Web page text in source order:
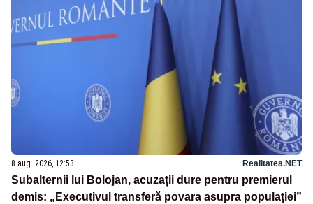
8 aug. 2026, 12:53 Realitatea.NET
Subalternii lui Bolojan, acuzații dure pentru premierul
demis: „Executivul transferă povara asupra populației”